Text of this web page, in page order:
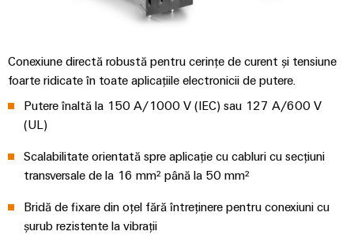
Conexiune directă robustă pentru cerințe de curent și tensiune
foarte ridicate în toate aplicațiile electronicii de putere.
Putere înaltă la 150 A/1000 V (IEC) sau 127 A/600 V
(UL)
Scalabilitate orientată spre aplicație cu cabluri cu secțiuni
transversale de la 16 mm² până la 50 mm²
Bridă de fixare din oțel fără întreținere pentru conexiuni cu
șurub rezistente la vibrații